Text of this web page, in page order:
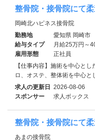
整骨院・接骨院にて
岡崎北ハピネス接骨院
勤務地
愛知県 岡崎市
給与タイプ
月給25万円～
雇用形態
正社員
【仕事内容】施術を中心と
ロ、オステ、整体術を中心と
求人の更新日 2026-08-06
スポンサー
求人ボックス
整骨院・接骨院にて
あまの接骨院